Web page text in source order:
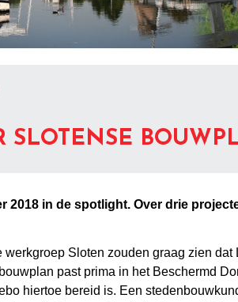
SLOTENSE
2018 in de spotlight. Over drie
Sloten zouden graag zien
past prima in het Beschermd
hiertoe bereid is. Een